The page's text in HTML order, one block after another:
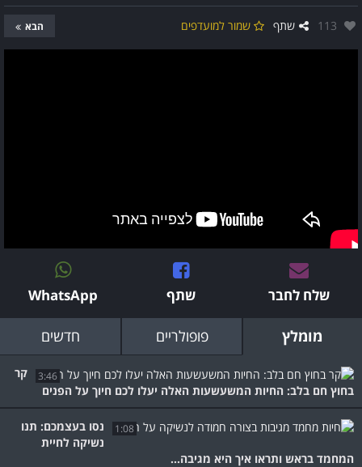
אהבו:
113 שתף שמור למועדפים הבא
שלח לחבר שתף WhatsApp
מומלץ פופולריים חדשים
3:46
קר
בחוץ חם בלב: החיות המשעשעות האלה יעלו לכם חיוך על הפנים
1:08
נסו בעצמכם: תנו
נשיקה לחיית
המחמד בראש ותראו איך היא מגיבה...